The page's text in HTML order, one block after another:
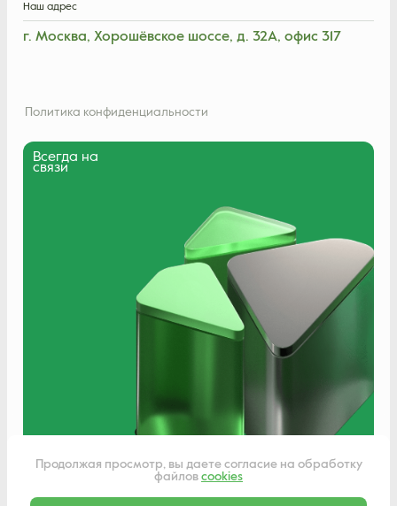
Продолжая просмотр, вы даете согласие на обработку
файлов cookies
Политика конфиденциальности
Наш адрес
г. Москва, Хорошёвское шоссе, д. 32А, офис 317
Всегда на
связи